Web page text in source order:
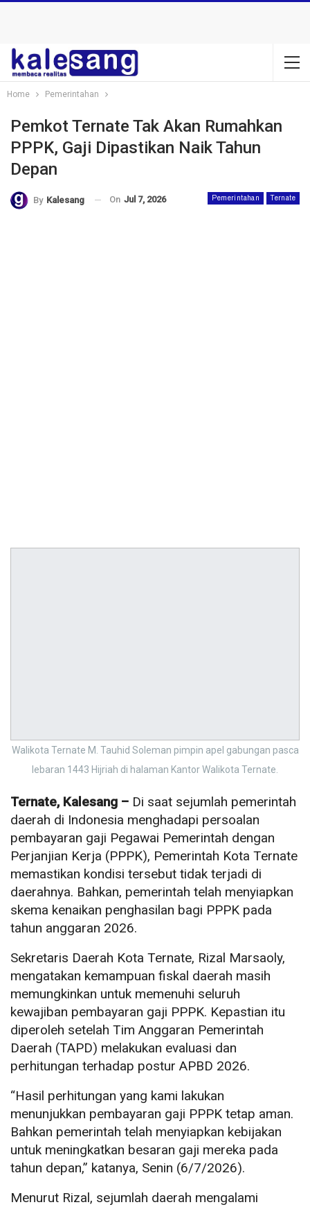
Home Pemerintahan
Pemkot Ternate Tak Akan Rumahkan
PPPK, Gaji Dipastikan Naik Tahun
Depan
Pemerintahan Ternate
By Kalesang On Jul 7, 2026
Walikota Ternate M. Tauhid Soleman pimpin apel gabungan pasca
lebaran 1443 Hijriah di halaman Kantor Walikota Ternate.
Ternate, Kalesang – Di saat sejumlah pemerintah
daerah di Indonesia menghadapi persoalan
pembayaran gaji Pegawai Pemerintah dengan
Perjanjian Kerja (PPPK), Pemerintah Kota Ternate
memastikan kondisi tersebut tidak terjadi di
daerahnya. Bahkan, pemerintah telah menyiapkan
skema kenaikan penghasilan bagi PPPK pada
tahun anggaran 2026.
Sekretaris Daerah Kota Ternate, Rizal Marsaoly,
mengatakan kemampuan fiskal daerah masih
memungkinkan untuk memenuhi seluruh
kewajiban pembayaran gaji PPPK. Kepastian itu
diperoleh setelah Tim Anggaran Pemerintah
Daerah (TAPD) melakukan evaluasi dan
perhitungan terhadap postur APBD 2026.
“Hasil perhitungan yang kami lakukan
menunjukkan pembayaran gaji PPPK tetap aman.
Bahkan pemerintah telah menyiapkan kebijakan
untuk meningkatkan besaran gaji mereka pada
tahun depan,” katanya, Senin (6/7/2026).
Menurut Rizal, sejumlah daerah mengalami